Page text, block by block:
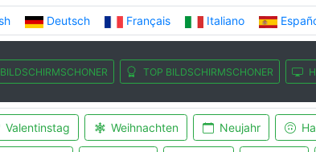
Deutsch Français Italiano
TOP BILDSCHIRMSCHONER
Valentinstag Weihnachten Neujahr